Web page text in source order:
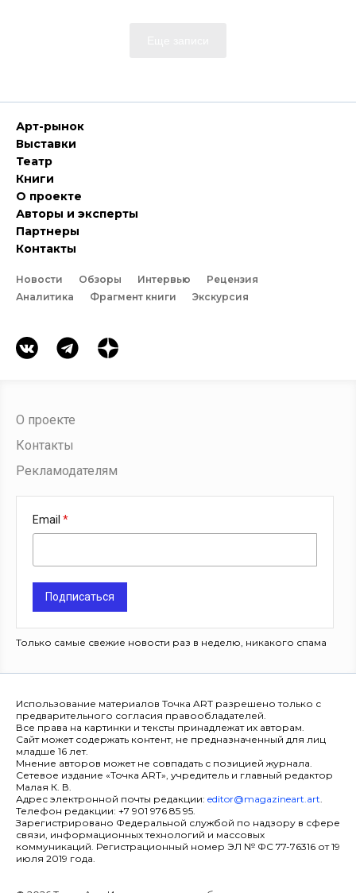
Арт-рынок
Выставки
Театр
Книги
О проекте
Авторы и эксперты
Партнеры
Контакты
Новости Обзоры Интервью
Рецензия
Аналитика
Фрагмент книги Экскурсия
О проекте
Контакты
Рекламодателям
Email
Подписаться
Только самые свежие новости раз в неделю, никакого спама
Использование материалов Точка ART разрешено только с
предварительного согласия правообладателей.
Все права на картинки и тексты принадлежат их авторам.
Сайт может содержать контент, не предназначенный для лиц
младше 16 лет.
Мнение авторов может не совпадать с позицией журнала.
Сетевое издание «Точка ART», учредитель и главный редактор
Малая К. В.
Адрес электронной почты редакции: editor@magazineart.art.
Телефон редакции: +7 901 976 85 95.
Зарегистрировано Федеральной службой по надзору в сфере
связи, информационных технологий и массовых
коммуникаций. Регистрационный номер ЭЛ № ФС 77-76316 от 19
июля 2019 года.